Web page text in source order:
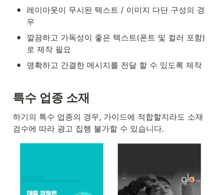
•
레이아웃이 무시된 텍스트 / 이미지 다단 구성의 경
우
•
깔끔하고 가독성이 좋은 텍스트(폰트 및 컬러 포함)
로 제작 필요
• 명확하고 간결한 메시지를 전달 할 수 있도록 제작
특수 업종 소재
하기의 특수 업종의 경우, 가이드에 적합할지라도 소재
검수에 따라 광고 집행 불가할 수 있습니다.